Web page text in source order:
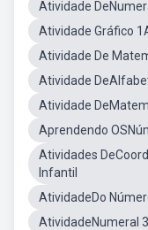
Atividade
Atividade Gráfico
Atividade De
Atividade
Atividade
Aprendendo
Atividades
Infantil
AtividadeDo
AtividadeNumeral